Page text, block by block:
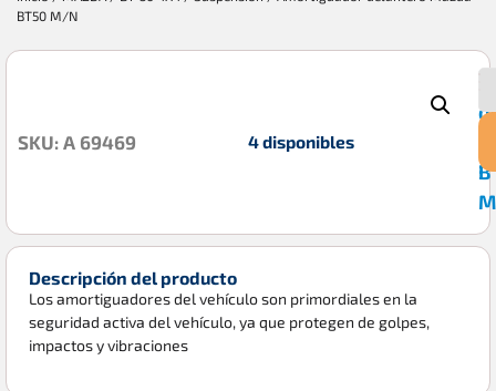
BT50 M/N
SKU: A 69469 4 disponibles
Descripción del producto
Los amortiguadores del vehículo son primordiales en la
seguridad activa del vehículo, ya que protegen de golpes,
impactos y vibraciones